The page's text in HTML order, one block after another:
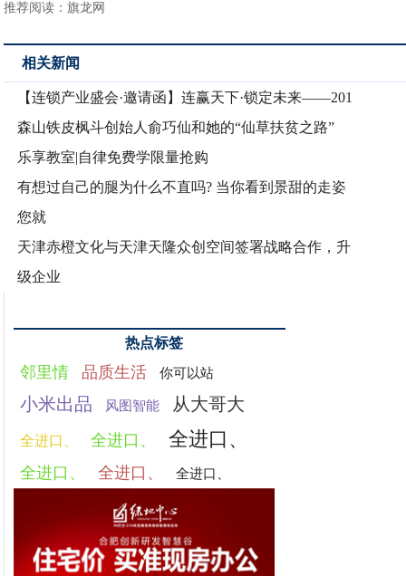
推荐阅读：旗龙网
相关新闻
【连锁产业盛会·邀请函】连赢天下·锁定未来——201
森山铁皮枫斗创始人俞巧仙和她的“仙草扶贫之路”
乐享教室|自律免费学限量抢购
有想过自己的腿为什么不直吗? 当你看到景甜的走姿
您就
天津赤橙文化与天津天隆众创空间签署战略合作，升
级企业
热点标签
邻里情 品质生活 你可以站
小米出品 风图智能 从大哥大
全进口、 全进口、 全进口、
全进口、 全进口、 全进口、